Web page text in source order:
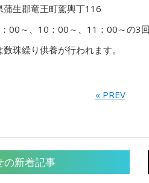
生郡竜王町駕輿丁116
00～、10：00～、11：00～の3
り供養が行われます。
« PREV
の新着記事